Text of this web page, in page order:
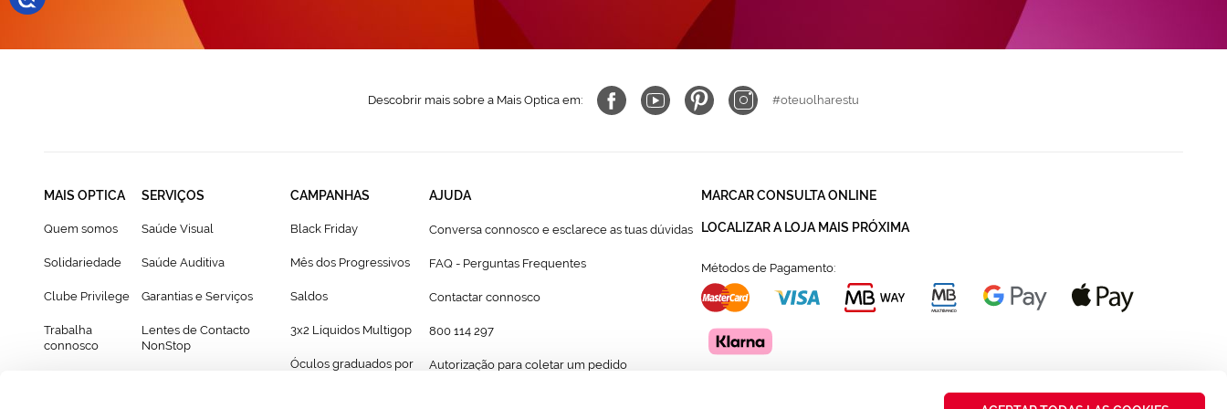
Descobrir mais sobre a Mais Optica em: #oteuolharestu
MAIS OPTICA
Quem somos
Solidariedade
Clube Privilege
Trabalha
connosco
SERVIÇOS
Saúde Visual
Saúde Auditiva
Garantias e Serviços
Lentes de Contacto
NonStop
CAMPANHAS
Black Friday
Mês dos Progressivos
Saldos
3x2 Líquidos Multigop
Óculos graduados por
AJUDA
Conversa connosco e esclarece as tuas dúvidas
FAQ - Perguntas Frequentes
Contactar connosco
800 114 297
Autorização para coletar um pedido
MARCAR CONSULTA ONLINE
LOCALIZAR A LOJA MAIS PRÓXIMA
Métodos de Pagamento: